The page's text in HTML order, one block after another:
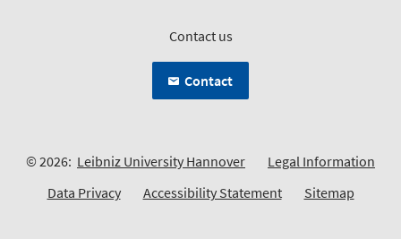
Contact us
Contact
© 2026: Leibniz University Hannover
Legal Information
Data Privacy
Accessibility Statement Sitemap